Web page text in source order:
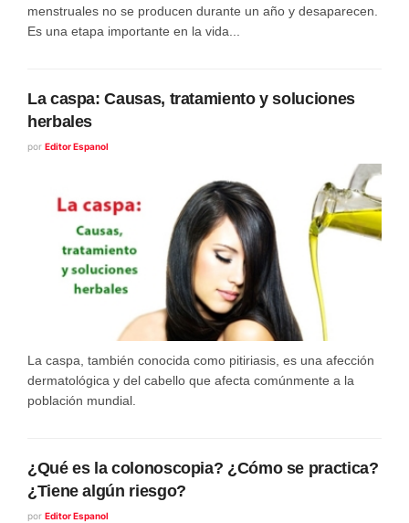
menstruales no se producen durante un año y desaparecen.
Es una etapa importante en la vida...
La caspa: Causas, tratamiento y soluciones
herbales
por Editor Espanol
La caspa, también conocida como pitiriasis, es una afección
dermatológica y del cabello que afecta comúnmente a la
población mundial.
¿Qué es la colonoscopia? ¿Cómo se practica?
¿Tiene algún riesgo?
por Editor Espanol